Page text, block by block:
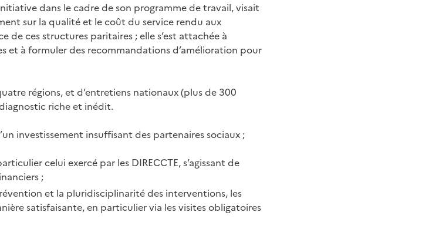
dans le cadre de son programme de travail, visait
sur la qualité et le coût du service rendu aux
de ces structures paritaires ; elle s’est attachée à
et à formuler des recommandations d’amélioration pour
régions, et d’entretiens nationaux (plus de 300
riche et inédit.
investissement insuffisant des partenaires sociaux ;
celui exercé par les DIRECCTE, s’agissant de
;
et la pluridisciplinarité des interventions, les
satisfaisante, en particulier via les visites obligatoires